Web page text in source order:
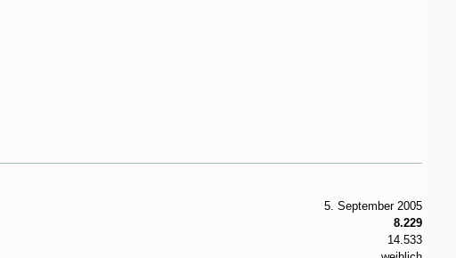
5. September 2005
8.229
14.533